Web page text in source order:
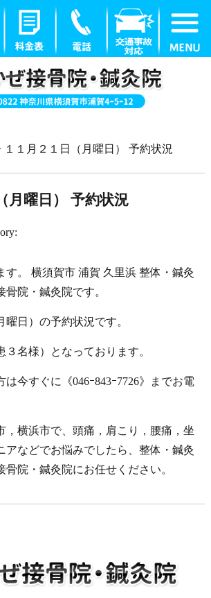
１１月２１日（月曜日） 予約状況
月曜日） 予約状況
す。 横須賀市 浦賀 久里浜 整体・鍼灸
院・鍼灸院です。
曜日）の予約状況です。
３名様）となっております。
今すぐに《046ｰ843ｰ7726》までお電
，横浜市で、頭痛，肩こり，腰痛，坐
アなどでお悩みでしたら、整体・鍼灸
骨院・鍼灸院にお任せください。